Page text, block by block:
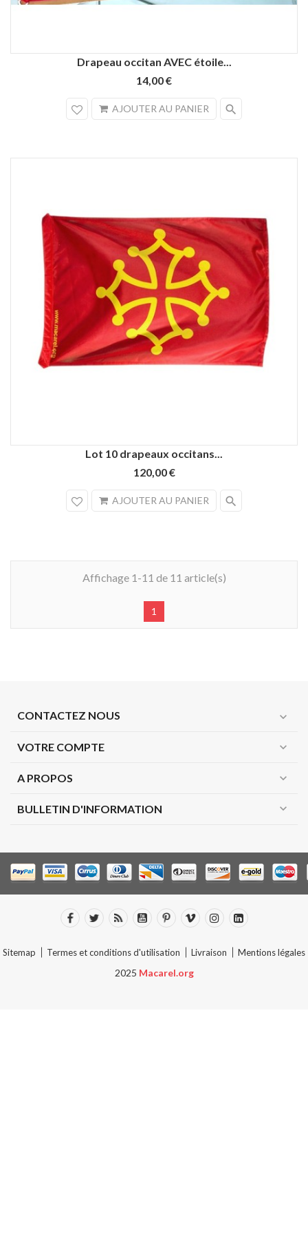
Drapeau occitan AVEC étoile...
14,00 €
AJOUTER AU PANIER search
Lot 10 drapeaux occitans...
120,00 €
AJOUTER AU PANIER search
Affichage 1-11 de 11 article(s)
1
CONTACTEZ NOUS expand_more
VOTRE COMPTE expand_more
A PROPOS expand_more
BULLETIN D'INFORMATION expand_more
Sitemap Termes et conditions d'utilisation Livraison Mentions légales
2025 Macarel.org